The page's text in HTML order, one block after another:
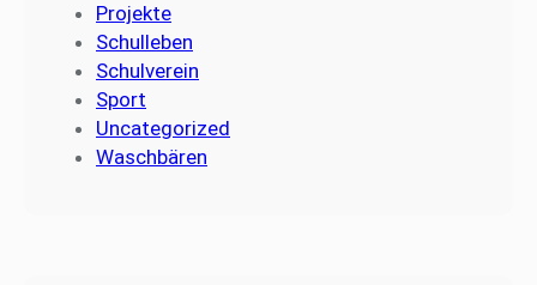
Projekte
Schulleben
Schulverein
Sport
Uncategorized
Waschbären